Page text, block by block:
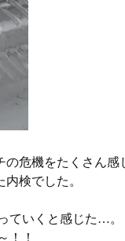
危機をたくさん感
検でした。
ていくと感じた…。
！！